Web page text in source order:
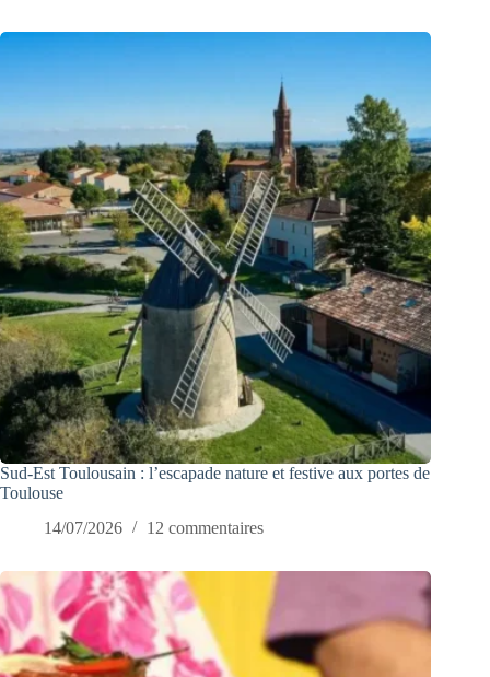
Sud-Est Toulousain : l’escapade nature et festive aux portes de
Toulouse
14/07/2026
12 commentaires